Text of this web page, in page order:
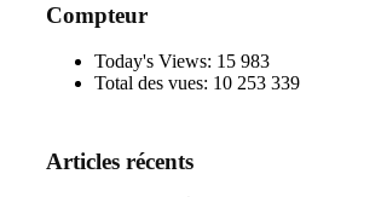
Compteur
Today's Views: 15 983
Total des vues: 10 253 339
Articles récents